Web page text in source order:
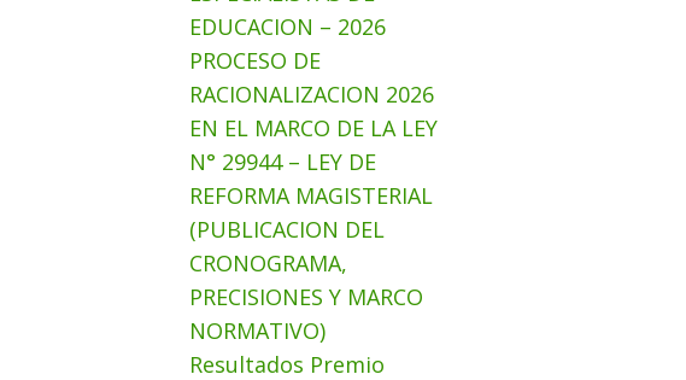
EDUCACION – 2026
PROCESO DE
RACIONALIZACION 2026
EN EL MARCO DE LA LEY
N° 29944 – LEY DE
REFORMA MAGISTERIAL
(PUBLICACION DEL
CRONOGRAMA,
PRECISIONES Y MARCO
NORMATIVO)
Resultados Premio